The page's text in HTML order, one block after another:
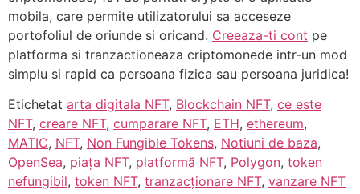
mobila, care permite utilizatorului sa acceseze
portofoliul de oriunde si oricand. Creeaza-ti cont pe
platforma si tranzactioneaza criptomonede intr-un mod
simplu si rapid ca persoana fizica sau persoana juridica!
Etichetat arta digitala NFT, Blockchain NFT, ce este
NFT, creare NFT, cumparare NFT, ETH, ethereum,
MATIC, NFT, Non Fungible Tokens, Notiuni de baza,
OpenSea, piața NFT, platformă NFT, Polygon, token
nefungibil, token NFT, tranzacționare NFT, vanzare NFT